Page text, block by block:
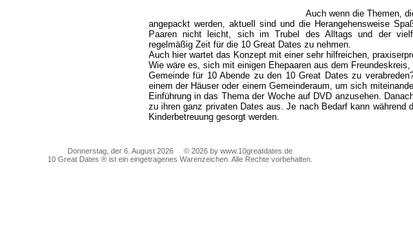
Auch wenn die Themen,
angepackt werden, aktuell sind und die Herangehensweise
Paaren nicht leicht, sich im Trubel des Alltags und der
regelmäßig Zeit für die 10 Great Dates zu nehmen.
Auch hier wartet das Konzept mit einer sehr hilfreichen,
Wie wäre es, sich mit einigen Ehepaaren aus dem
Gemeinde für 10 Abende zu den 10 Great Dates zu
einem der Häuser oder einem Gemeinderaum, um sich
Einführung in das Thema der Woche auf DVD anzusehen.
zu ihren ganz privaten Dates aus. Je nach Bedarf kann während
Kinderbetreuung gesorgt werden.
Donnerstag, der 6. August 2026 © 2026 by www.10greatdates.de
10 Great Dates ® ist ein eingetragenes Warenzeichen. Alle Rechte vorbehalten.